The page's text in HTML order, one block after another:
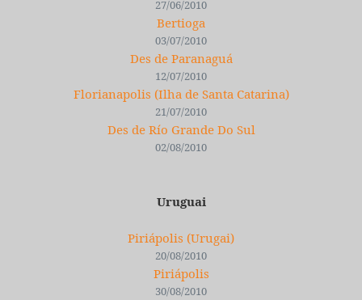
27/06/2010
Bertioga
03/07/2010
Des de Paranaguá
12/07/2010
Florianapolis (Ilha de Santa Catarina)
21/07/2010
Des de Río Grande Do Sul
02/08/2010
Uruguai
Piriápolis (Urugai)
20/08/2010
Piriápolis
30/08/2010